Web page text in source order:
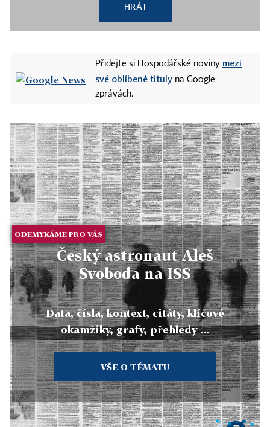
HRÁT
Přidejte si Hospodářské noviny mezi
své oblíbené tituly na Google
zprávách.
ODEMYKÁME PRO VÁS
Český astronaut Aleš
Svoboda na ISS
Data, čísla, kontext, citáty, klíčové
okamžiky, grafy, přehledy ...
VŠE O TÉMATU